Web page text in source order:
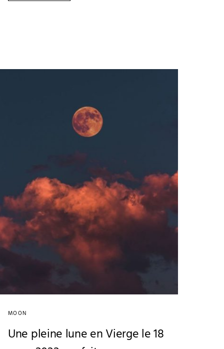
MOON
Une pleine lune en Vierge le 18